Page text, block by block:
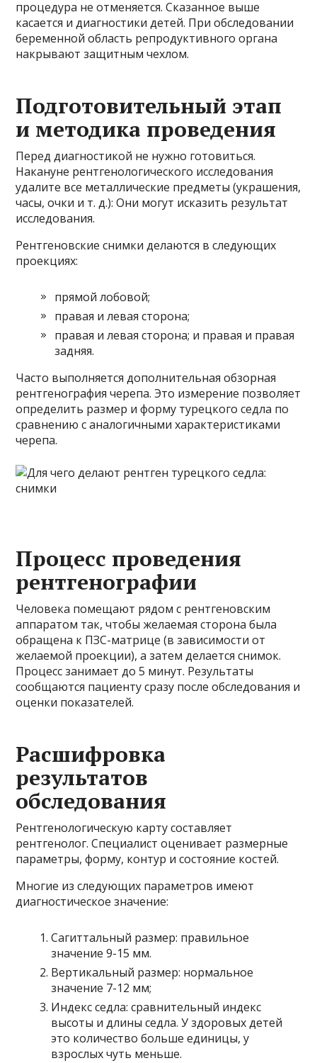
процедура не отменяется. Сказанное выше
касается и диагностики детей. При обследовании
беременной область репродуктивного органа
накрывают защитным чехлом.
Подготовительный этап
и методика проведения
Перед диагностикой не нужно готовиться.
Накануне рентгенологического исследования
удалите все металлические предметы (украшения,
часы, очки и т. д.): Они могут исказить результат
исследования.
Рентгеновские снимки делаются в следующих
проекциях:
прямой лобовой;
правая и левая сторона;
правая и левая сторона; и правая и правая
задняя.
Часто выполняется дополнительная обзорная
рентгенография черепа. Это измерение позволяет
определить размер и форму турецкого седла по
сравнению с аналогичными характеристиками
черепа.
Процесс проведения
рентгенографии
Человека помещают рядом с рентгеновским
аппаратом так, чтобы желаемая сторона была
обращена к ПЗС-матрице (в зависимости от
желаемой проекции), а затем делается снимок.
Процесс занимает до 5 минут. Результаты
сообщаются пациенту сразу после обследования и
оценки показателей.
Расшифровка
результатов
обследования
Рентгенологическую карту составляет
рентгенолог. Специалист оценивает размерные
параметры, форму, контур и состояние костей.
Многие из следующих параметров имеют
диагностическое значение:
Сагиттальный размер: правильное
значение 9-15 мм.
Вертикальный размер: нормальное
значение 7-12 мм;
Индекс седла: сравнительный индекс
высоты и длины седла. У здоровых детей
это количество больше единицы, у
взрослых чуть меньше.